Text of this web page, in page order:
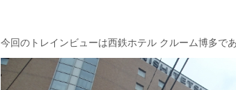
今回のトレインビューは西鉄ホテル クルーム博多であ